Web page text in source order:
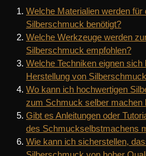
Welche Materialien werden für
Silberschmuck benötigt?
Welche Werkzeuge werden
Silberschmuck empfohlen?
Welche Techniken eignen
Herstellung von
Wo kann ich hochwertigen
zum Schmuck selber machen
Gibt es Anleitungen oder
des Schmuckselbstmachens
Wie kann ich sicherstellen,